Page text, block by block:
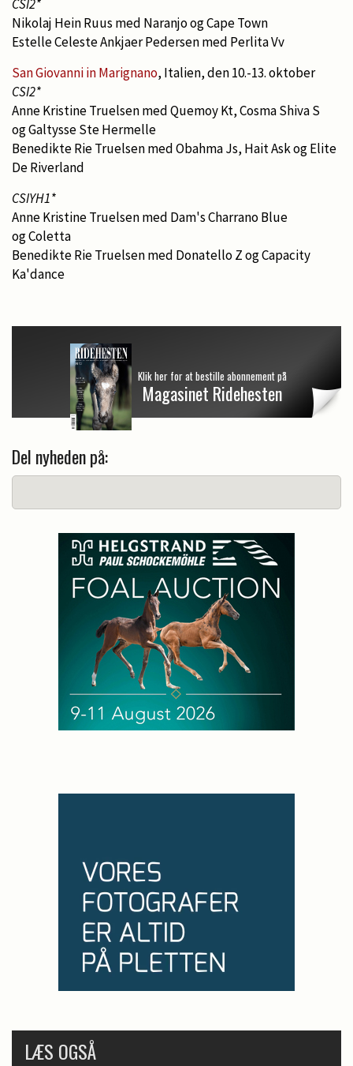
CSI2*
Nikolaj Hein Ruus med Naranjo og Cape Town
Estelle Celeste Ankjaer Pedersen med Perlita Vv
San Giovanni in Marignano, Italien, den 10.-13. oktober
CSI2*
Anne Kristine Truelsen med Quemoy Kt, Cosma Shiva S
og Galtysse Ste Hermelle
Benedikte Rie Truelsen med Obahma Js, Hait Ask og Elite
De Riverland
CSIYH1*
Anne Kristine Truelsen med Dam's Charrano Blue
og Coletta
Benedikte Rie Truelsen med Donatello Z og Capacity
Ka'dance
Klik her for at bestille abonnement på
Magasinet Ridehesten
Del nyheden på:
LÆS OGSÅ